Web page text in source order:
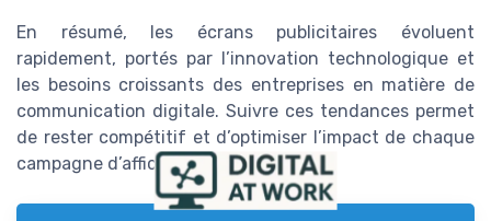
En résumé, les écrans publicitaires évoluent
rapidement, portés par l’innovation technologique et
les besoins croissants des entreprises en matière de
communication digitale. Suivre ces tendances permet
de rester compétitif et d’optimiser l’impact de chaque
campagne d’affichage publicitaire.